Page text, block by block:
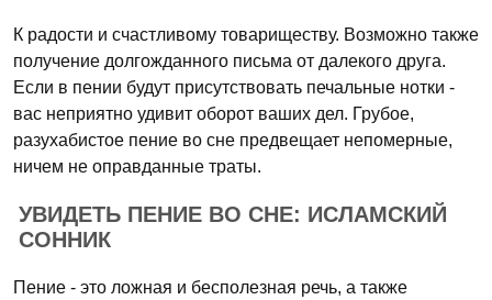
К радости и счастливому товариществу. Возможно также
получение долгожданного письма от далекого друга.
Если в пении будут присутствовать печальные нотки -
вас неприятно удивит оборот ваших дел. Грубое,
разухабистое пение во сне предвещает непомерные,
ничем не оправданные траты.
УВИДЕТЬ ПЕНИЕ ВО СНЕ: ИСЛАМСКИЙ
СОННИК
Пение - это ложная и бесполезная речь, а также